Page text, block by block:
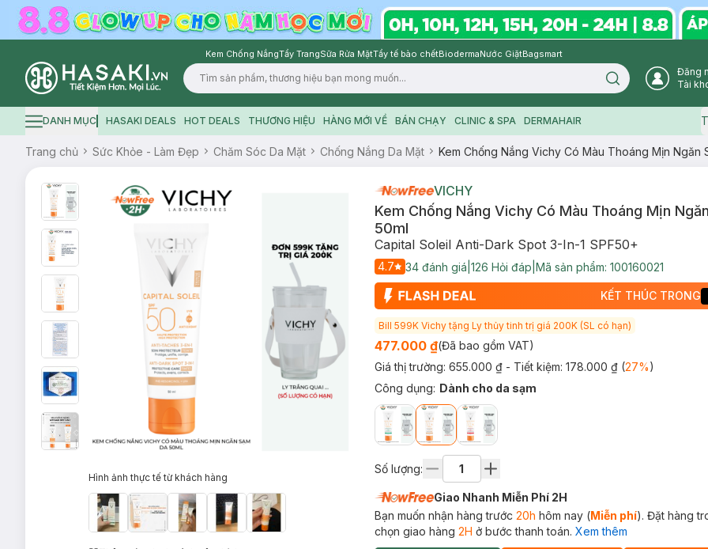
Kem Chống NắngTẩy TrangSữa Rửa MặtTẩy tế bào chếtBiodermaNước GiặtBagsmart
Logo
Search icon
Đăng
Tài
Hamburger icon
DANH MỤC HASAKI DEALS HOT DEALS THƯƠNG HIỆU HÀNG MỚI VỀ BÁN CHẠY CLINIC & SPA DERMAHAIR
Trang chủ Sức Khỏe - Làm Đẹp Chăm Sóc Da Mặt Chống Nắng Da Mặt Kem Chống Nắng Vichy Có Màu Thoáng Mịn Ngăn
Hình ảnh thực tế từ khách hàng
VICHY
Kem Chống Nắng Vichy Có Màu Thoáng Mịn
50ml
Capital Soleil Anti-Dark Spot 3-In-1 SPF50+
4.7 34đánh giá 126 Hỏi đáp Mã sản phẩm: 100160021
KẾT THÚC TRONG
Bill 599K Vichy tặng Ly thủy tinh trị giá 200K (SL có hạn)
477.000 ₫(Đã bao gồm VAT)
Giá thị trường: 655.000 ₫ - Tiết kiệm: 178.000 ₫(27%)
Công dụng: Dành cho da sạm
Số lượng:
Giao Nhanh Miễn Phí 2H
Bạn muốn nhận hàng trước 20h hôm nay (Miễn phí). Đặt hàng
chọn giao hàng 2H ở bước thanh toán. Xem thêm